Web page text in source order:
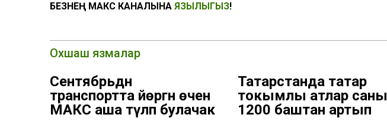
БЕЗНЕҢ МАКС КАНАЛЫНА ЯЗЫЛЫГЫЗ!
Охшаш язмалар
Сентябрьдән
транспортта йөргән өчен
МАКС аша түләп булачак
Татарстанда татар
токымлы атлар саны
1200 баштан артып